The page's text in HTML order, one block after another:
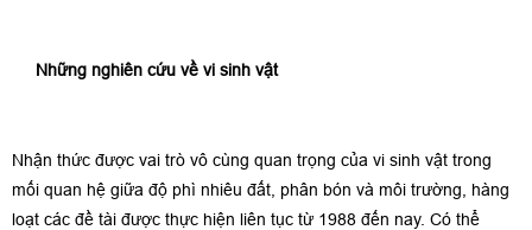
Những nghiên cứu về vi sinh vật
Nhận thức được vai trò vô cùng quan trọng của vi sinh vật trong
mối quan hệ giữa độ phì nhiêu đất, phân bón và môi trường, hàng
loạt các đề tài được thực hiện liên tục từ 1988 đến nay. Có thể